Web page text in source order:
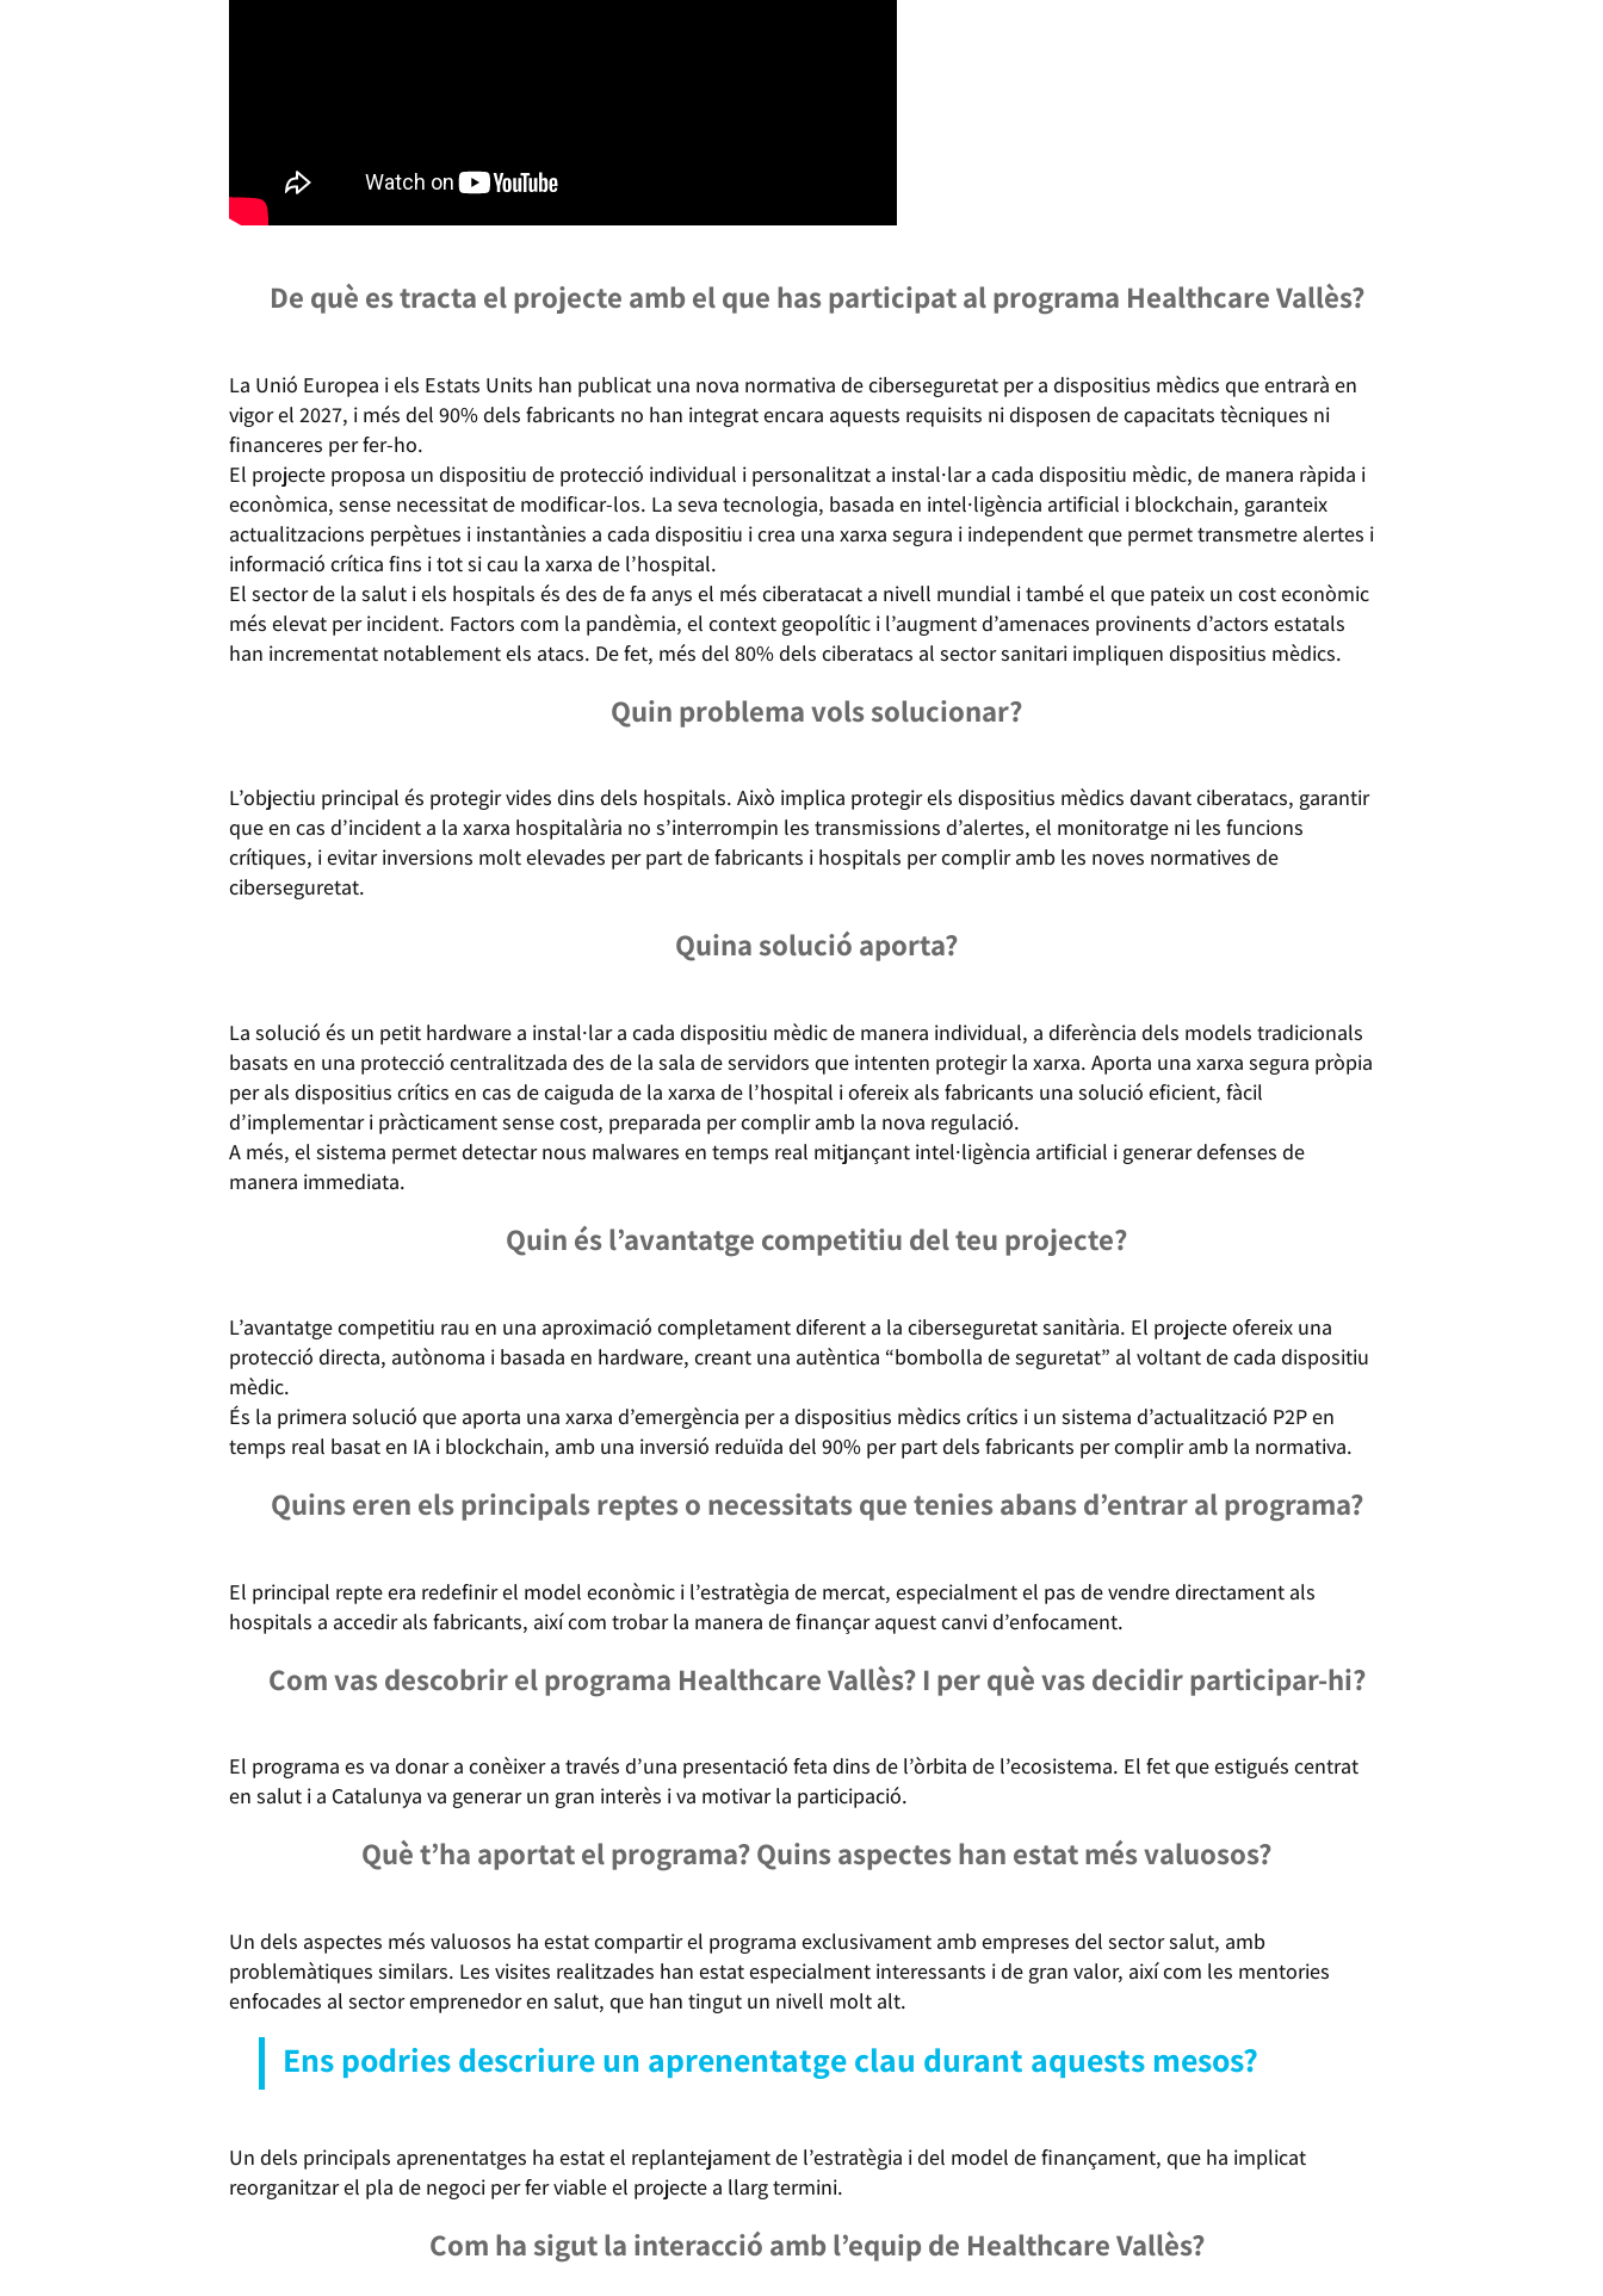
De què es tracta el projecte amb el que has participat al programa Healthcare Vallès?
La Unió Europea i els Estats Units han publicat una nova normativa de ciberseguretat per a dispositius mèdics que entrarà en
vigor el 2027, i més del 90% dels fabricants no han integrat encara aquests requisits ni disposen de capacitats tècniques ni
financeres per fer-ho.
El projecte proposa un dispositiu de protecció individual i personalitzat a instal·lar a cada dispositiu mèdic, de manera ràpida i
econòmica, sense necessitat de modificar-los. La seva tecnologia, basada en intel·ligència artificial i blockchain, garanteix
actualitzacions perpètues i instantànies a cada dispositiu i crea una xarxa segura i independent que permet transmetre alertes i
informació crítica fins i tot si cau la xarxa de l’hospital.
El sector de la salut i els hospitals és des de fa anys el més ciberatacat a nivell mundial i també el que pateix un cost econòmic
més elevat per incident. Factors com la pandèmia, el context geopolític i l’augment d’amenaces provinents d’actors estatals
han incrementat notablement els atacs. De fet, més del 80% dels ciberatacs al sector sanitari impliquen dispositius mèdics.
Quin problema vols solucionar?
L’objectiu principal és protegir vides dins dels hospitals. Això implica protegir els dispositius mèdics davant ciberatacs, garantir
que en cas d’incident a la xarxa hospitalària no s’interrompin les transmissions d’alertes, el monitoratge ni les funcions
crítiques, i evitar inversions molt elevades per part de fabricants i hospitals per complir amb les noves normatives de
ciberseguretat.
Quina solució aporta?
La solució és un petit hardware a instal·lar a cada dispositiu mèdic de manera individual, a diferència dels models tradicionals
basats en una protecció centralitzada des de la sala de servidors que intenten protegir la xarxa. Aporta una xarxa segura pròpia
per als dispositius crítics en cas de caiguda de la xarxa de l’hospital i ofereix als fabricants una solució eficient, fàcil
d’implementar i pràcticament sense cost, preparada per complir amb la nova regulació.
A més, el sistema permet detectar nous malwares en temps real mitjançant intel·ligència artificial i generar defenses de
manera immediata.
Quin és l’avantatge competitiu del teu projecte?
L’avantatge competitiu rau en una aproximació completament diferent a la ciberseguretat sanitària. El projecte ofereix una
protecció directa, autònoma i basada en hardware, creant una autèntica “bombolla de seguretat” al voltant de cada dispositiu
mèdic.
És la primera solució que aporta una xarxa d’emergència per a dispositius mèdics crítics i un sistema d’actualització P2P en
temps real basat en IA i blockchain, amb una inversió reduïda del 90% per part dels fabricants per complir amb la normativa.
Quins eren els principals reptes o necessitats que tenies abans d’entrar al programa?
El principal repte era redefinir el model econòmic i l’estratègia de mercat, especialment el pas de vendre directament als
hospitals a accedir als fabricants, així com trobar la manera de finançar aquest canvi d’enfocament.
Com vas descobrir el programa Healthcare Vallès? I per què vas decidir participar-hi?
El programa es va donar a conèixer a través d’una presentació feta dins de l’òrbita de l’ecosistema. El fet que estigués centrat
en salut i a Catalunya va generar un gran interès i va motivar la participació.
Què t’ha aportat el programa? Quins aspectes han estat més valuosos?
Un dels aspectes més valuosos ha estat compartir el programa exclusivament amb empreses del sector salut, amb
problemàtiques similars. Les visites realitzades han estat especialment interessants i de gran valor, així com les mentories
enfocades al sector emprenedor en salut, que han tingut un nivell molt alt.
Ens podries descriure un aprenentatge clau durant aquests mesos?
Un dels principals aprenentatges ha estat el replantejament de l’estratègia i del model de finançament, que ha implicat
reorganitzar el pla de negoci per fer viable el projecte a llarg termini.
Com ha sigut la interacció amb l’equip de Healthcare Vallès?